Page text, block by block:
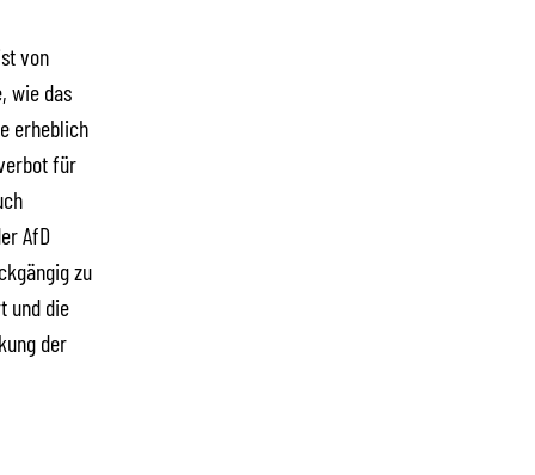
von
wie das
erheblich
für
AfD
zu
und die
der